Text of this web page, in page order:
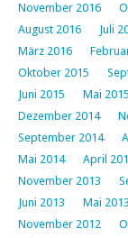
November 2016
August 2016
Juli
März 2016
Oktober 2015
Juni 2015
Mai 2015
Dezember 2014
September 2014
Mai 2014
April
November 2013
Juni 2013
Mai 2013
November 2012